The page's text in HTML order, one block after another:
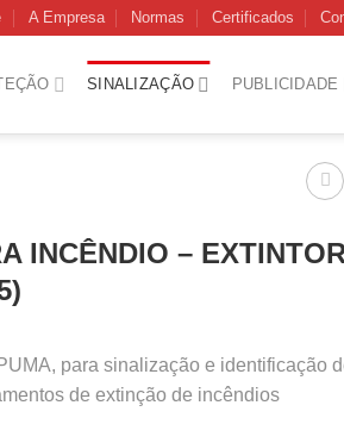
A Empresa Normas Certificados
SINALIZAÇÃO PUBLICIDADE
INCÊNDIO – EXTINTOR
para sinalização e identificação
de extinção de incêndios